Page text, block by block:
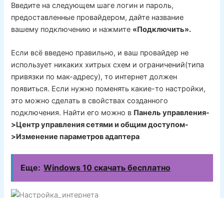
Введите на следующем шаге логин и пароль,
предоставленные провайдером, дайте название
вашему подключению и нажмите «Подключить».
Если всё введено правильно, и ваш провайдер не
использует никаких хитрых схем и ограничений(типа
привязки по мак-адресу), то интернет должен
появиться. Если нужно поменять какие-то настройки,
это можно сделать в свойствах созданного
подключения. Найти его можно в Панель управления-
>Центр управления сетями и общим доступом-
>Изменение параметров адаптера
Еще: Windows 10 скачать бесплатно